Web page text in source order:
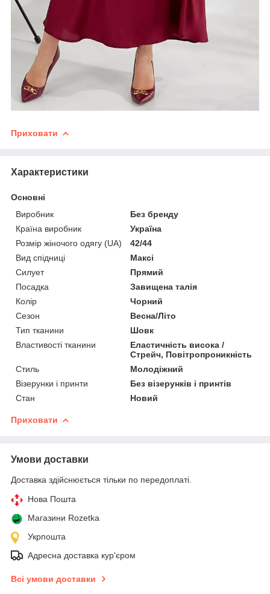
Приховати
Характеристики
Основні
Виробник
Без бренду
Країна виробник
Україна
Розмір жіночого одягу (UA)
42/44
Вид спідниці
Максі
Силует
Прямий
Посадка
Завищена талія
Колір
Чорний
Сезон
Весна/Літо
Тип тканини
Шовк
Властивості тканини
Еластичність висока /
Стрейч, Повітропроникність
Стиль
Молодіжний
Візерунки і принти
Без візерунків і принтів
Стан
Новий
Приховати
Умови доставки
Доставка здійснюється тільки по передоплаті.
Нова Пошта
Магазини Rozetka
Укрпошта
Адресна доставка кур'єром
Всі умови доставки